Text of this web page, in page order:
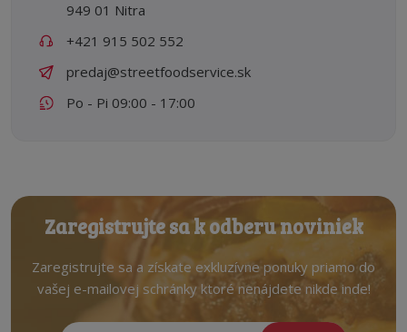
949 01 Nitra
+421 915 502 552
predaj@streetfoodservice.sk
Po - Pi 09:00 - 17:00
Zaregistrujte sa k odberu noviniek
Zaregistrujte sa a získate exkluzívne ponuky priamo do
vašej e-mailovej schránky ktoré nenájdete nikde inde!